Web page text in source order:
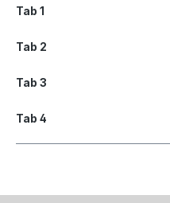
Tab 1
Tab 2
Tab 3
Tab 4